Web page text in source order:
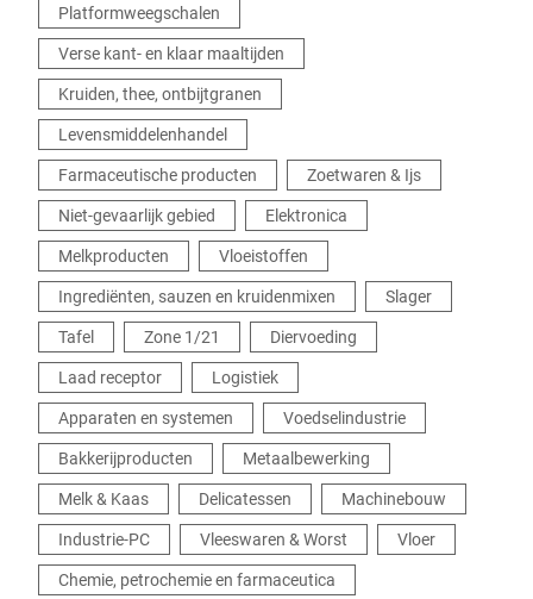
Platformweegschalen
Verse kant- en klaar maaltijden
Kruiden, thee, ontbijtgranen
Levensmiddelenhandel
Farmaceutische producten
Zoetwaren & Ijs
Niet-gevaarlijk gebied
Elektronica
Melkproducten
Vloeistoffen
Ingrediënten, sauzen en kruidenmixen
Slager
Tafel
Zone 1/21
Diervoeding
Laad receptor
Logistiek
Apparaten en systemen
Voedselindustrie
Bakkerijproducten
Metaalbewerking
Melk & Kaas
Delicatessen
Machinebouw
Industrie-PC
Vleeswaren & Worst
Vloer
Chemie, petrochemie en farmaceutica